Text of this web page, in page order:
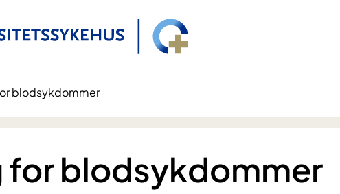
blodsykdommer
for blodsykdommer